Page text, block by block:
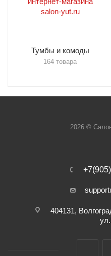
Тумбы и комоды
164 товара
2026 ©
404131,